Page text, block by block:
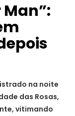
Man”:
na noite
das Rosas,
vitimando